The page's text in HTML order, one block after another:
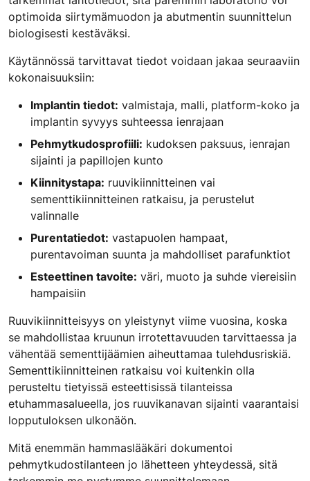
optimoida siirtymämuodon ja abutmentin suunnittelun
biologisesti kestäväksi.
Käytännössä tarvittavat tiedot voidaan jakaa seuraaviin
kokonaisuuksiin:
Implantin tiedot: valmistaja, malli, platform-koko ja
implantin syvyys suhteessa ienrajaan
Pehmytkudosprofiili: kudoksen paksuus, ienrajan
sijainti ja papillojen kunto
Kiinnitystapa: ruuvikiinnitteinen vai
sementtikiinnitteinen ratkaisu, ja perustelut
valinnalle
Purentatiedot: vastapuolen hampaat,
purentavoiman suunta ja mahdolliset parafunktiot
Esteettinen tavoite: väri, muoto ja suhde viereisiin
hampaisiin
Ruuvikiinnitteisyys on yleistynyt viime vuosina, koska
se mahdollistaa kruunun irrotettavuuden tarvittaessa ja
vähentää sementtijäämien aiheuttamaa tulehdusriskiä.
Sementtikiinnitteinen ratkaisu voi kuitenkin olla
perusteltu tietyissä esteettisissä tilanteissa
etuhammasalueella, jos ruuvikanavan sijainti vaarantaisi
lopputuloksen ulkonäön.
Mitä enemmän hammaslääkäri dokumentoi
pehmytkudostilanteen jo lähetteen yhteydessä, sitä